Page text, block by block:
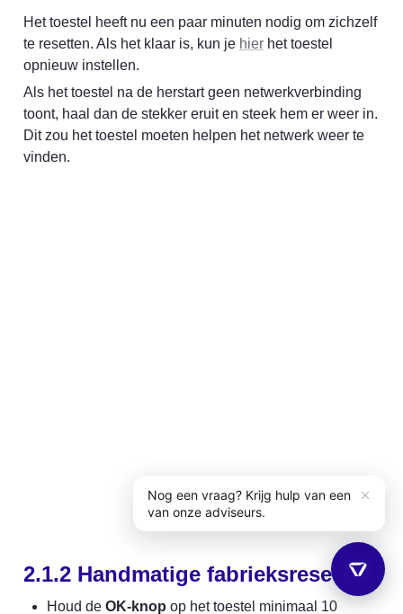
Het toestel heeft nu een paar minuten nodig om zichzelf
te resetten. Als het klaar is, kun je hier het toestel
opnieuw instellen.
Als het toestel na de herstart geen netwerkverbinding
toont, haal dan de stekker eruit en steek hem er weer in.
Dit zou het toestel moeten helpen het netwerk weer te
vinden.
Gerelateerde pagina's